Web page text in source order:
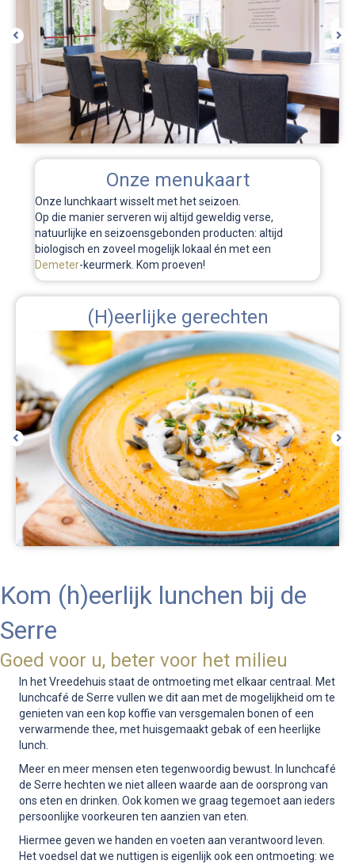
Onze menukaart
Onze lunchkaart wisselt met het seizoen.
Op die manier serveren wij altijd geweldig verse,
natuurlijke en seizoensgebonden producten: altijd
biologisch en zoveel mogelijk lokaal én met een
Demeter-keurmerk. Kom proeven!
(H)eerlijke gerechten
Kom (h)eerlijk lunchen bij de
Serre
Goed voor u, beter voor het milieu
In het Vreedehuis staat de ontmoeting met elkaar centraal. Met
lunchcafé de Serre vullen we dit aan met de mogelijkheid om te
genieten van een kop koffie van versgemalen bonen of een
verwarmende thee, met huisgemaakt gebak of een heerlijke
lunch.
Meer en meer mensen eten tegenwoordig bewust. In lunchcafé
de Serre hechten we niet alleen waarde aan de oorsprong van
ons eten en drinken. Ook komen we graag tegemoet aan ieders
persoonlijke voorkeuren ten aanzien van eten.
Hiermee geven we handen en voeten aan verantwoord leven.
Het voedsel dat we nuttigen is eigenlijk ook een ontmoeting: we